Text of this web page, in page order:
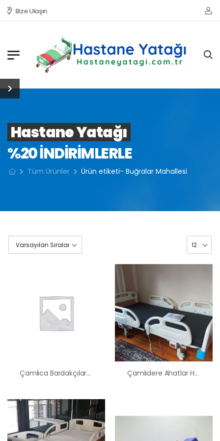
Bize Ulaşın
Hastane Yatağı
%20 INDIRIMLERLE
Tüm Ürünler Ürün etiketi- Buğralar Mahallesi
HK-60 – 2
MOTORLU
ABS
Çamlıca Bardakçılar Hasta Karyolası Satış Kiralama Fiyatı Çamlıdere Ahatlar Hasta Karyolası Satış Kiralama Fiyatı